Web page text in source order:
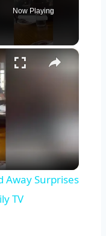
Now Playing
×
Away Surprises
TV